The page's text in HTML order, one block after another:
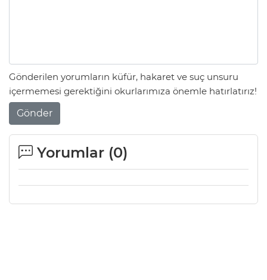
Gönderilen yorumların küfür, hakaret ve suç unsuru
içermemesi gerektiğini okurlarımıza önemle hatırlatırız!
Gönder
Yorumlar (0)